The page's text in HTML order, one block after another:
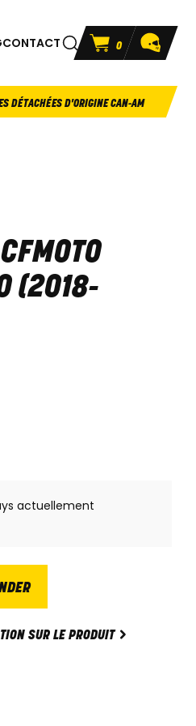
CONTACT 0
DÉTACHÉES D'ORIGINE CAN-AM
(2018-
actuellement
SUR LE PRODUIT